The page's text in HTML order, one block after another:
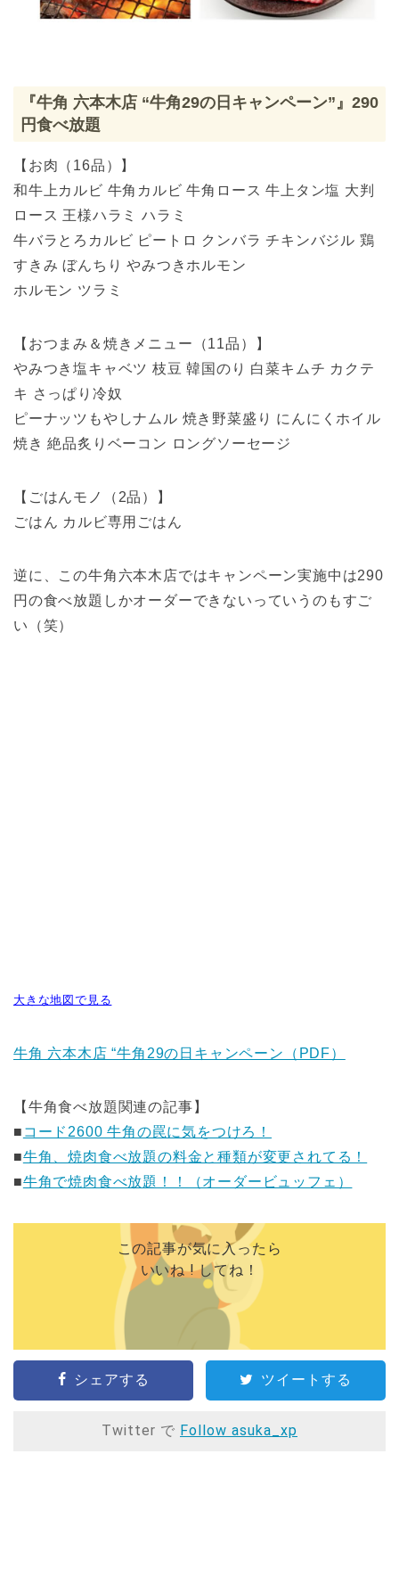
『牛角 六本木店 “牛角29の日キャンペーン”』290
円食べ放題
【お肉（16品）】
和牛上カルビ 牛角カルビ 牛角ロース 牛上タン塩 大判
ロース 王様ハラミ ハラミ
牛バラとろカルビ ピートロ クンバラ チキンバジル 鶏
すきみ ぼんちり やみつきホルモン
ホルモン ツラミ
【おつまみ＆焼きメニュー（11品）】
やみつき塩キャベツ 枝豆 韓国のり 白菜キムチ カクテ
キ さっぱり冷奴
ピーナッツもやしナムル 焼き野菜盛り にんにくホイル
焼き 絶品炙りベーコン ロングソーセージ
【ごはんモノ（2品）】
ごはん カルビ専用ごはん
逆に、この牛角六本木店ではキャンペーン実施中は290
円の食べ放題しかオーダーできないっていうのもすご
い（笑）
大きな地図で見る
牛角 六本木店 “牛角29の日キャンペーン（PDF）
【牛角食べ放題関連の記事】
■ コード2600 牛角の罠に気をつけろ！
■牛角、焼肉食べ放題の料金と種類が変更されてる！
■牛角で焼肉食べ放題！！（オーダービュッフェ）
この記事が気に入ったら
いいね ! してね！
シェアする ツイートする
Twitter で Follow asuka_xp